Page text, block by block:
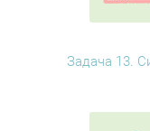
Задача 13.